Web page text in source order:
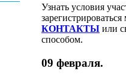
Узнать условия
КОНТАКТЫ или
способом.
09 февраля.